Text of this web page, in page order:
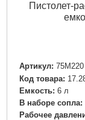
Пистолет-
Артикул: 75M220
Код товара:
Емкость: 6 л
В наборе сопла:
Рабочее